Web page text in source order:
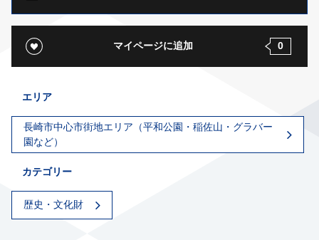
マイページに追加 0
エリア
長崎市中心市街地エリア（平和公園・稲佐山・グラバー
園など）
カテゴリー
歴史・文化財